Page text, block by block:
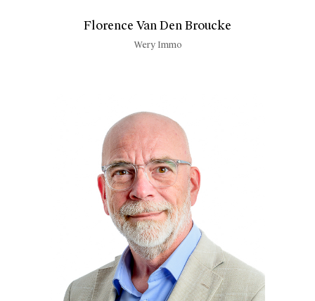
Florence Van Den Broucke
Wery Immo